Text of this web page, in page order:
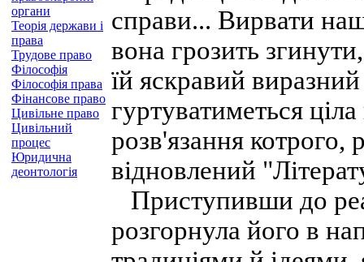
органи
Теорія держави і
права
Трудове право
Філософія
Філософія права
Фінансове право
Цивільне право
Цивільний
процес
Юридична
деонтологія
справи... Вирвати
вона грозить
їй яскравий виразний
гуртуватиметься
розв'язання котрого,
відновлений
Приступивши до
розгорнула його в